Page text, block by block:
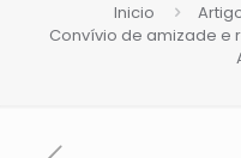
Inicio
Convívio de amizade e